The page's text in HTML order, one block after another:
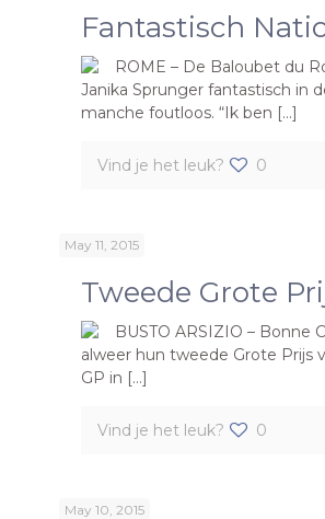
Fantastisch
ROME – De Baloubet du
Janika Sprunger fantastisch in
manche foutloos. “Ik ben […]
Vind je het leuk? 0
May 11, 2015
Tweede Grote
BUSTO ARSIZIO –
alweer hun tweede Grote Prijs
GP in […]
Vind je het leuk? 0
May 10, 2015